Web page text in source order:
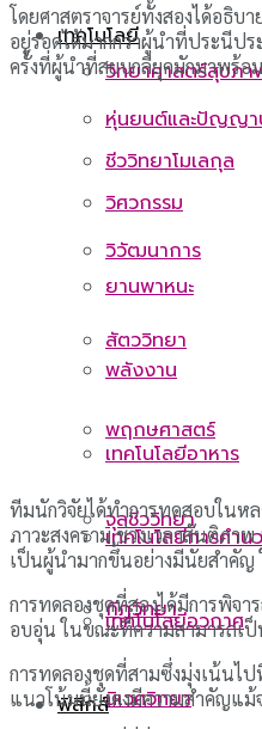
วิทยาศาสตร์สุขภา
ชีววิทยาโมเลกุล
วิวัฒนาการ
สัตววิทยา
พฤกษศาสตร์
จุลชีววิทยา
กีฏวิทยา
นิเวศวิทยา
เทคโนโลยี
หุ่นยนต์และปัญญา
วิศวกรรม
ยานพาหนะ
พลังงาน
เทคโนโลยีอาหาร
เทคโนโลยีการคำ
เทคโนโลยีอวกาศ
ฟิสิกส์
โดยศาสตราจารย์ทั้งสองได้อธิ
อยู่รอดได้มากกว่าผู้นำที่ประนีป
ครั้งที่ผู้นำที่สยบกลียุคมักมาพร้อม
ทีมนักวิจัยได้ทำการทดสอบในห
ภาวะสงคราม ช่วงเวลาสันติภา
เป็นผู้นำมากขึ้นอย่างมีนัยสำคัญ
การทดลองชุดที่สองได้มีการพิจ
อบอุ่น ในขณะที่ความสามารถเป็
การทดลองชุดที่สามซึ่งมุ่งเน้นไ
แนวโน้มนี้ยังคงมีความสำคัญแม้